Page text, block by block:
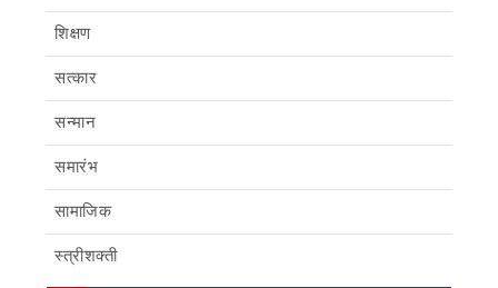
शिक्षण
सत्कार
सन्मान
समारंभ
सामाजिक
स्त्रीशक्ती